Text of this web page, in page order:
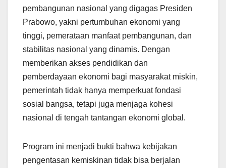
pembangunan nasional yang digagas Presiden
Prabowo, yakni pertumbuhan ekonomi yang
tinggi, pemerataan manfaat pembangunan, dan
stabilitas nasional yang dinamis. Dengan
memberikan akses pendidikan dan
pemberdayaan ekonomi bagi masyarakat miskin,
pemerintah tidak hanya memperkuat fondasi
sosial bangsa, tetapi juga menjaga kohesi
nasional di tengah tantangan ekonomi global.
Program ini menjadi bukti bahwa kebijakan
pengentasan kemiskinan tidak bisa berjalan